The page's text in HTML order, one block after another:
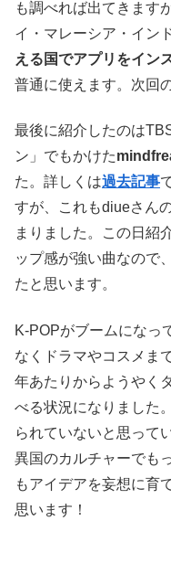
も調べれば出てきます
イ・マレーシア・イン
える国でアプリをイン
普通に使えます。次回
最後に紹介したのは
ン」でもかけた
た。詳しくは過去記事
すが、これもdiueさん
まりました。この日紹
ップ感が強い曲なので
たと思います。
K-POPがブームになっ
なくドラマやコスメま
年あたりからようやく
べる状況になりました
られていないと思って
異国のカルチャーでも
もアイデアを妄想に育
思います！